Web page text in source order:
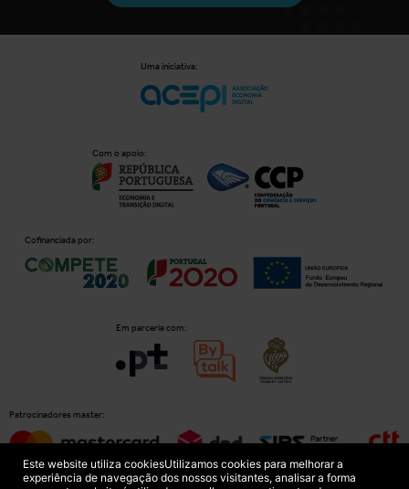
Uma iniciativa:
Com o apoio:
Cofinanciada por:
Em parceria com:
Patrocinadores master:
Este website utiliza cookiesUtilizamos cookies para melhorar a
experiência de navegação dos nossos visitantes, analisar a forma